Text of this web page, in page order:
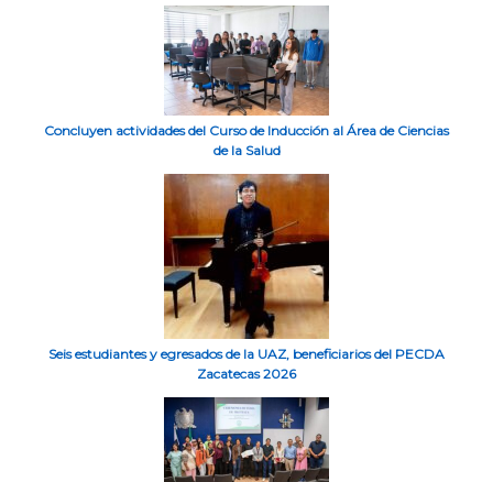
Concluyen actividades del Curso de Inducción al Área de Ciencias
de la Salud
Seis estudiantes y egresados de la UAZ, beneficiarios del PECDA
Zacatecas 2026